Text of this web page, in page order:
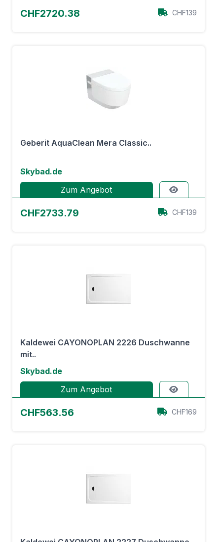
CHF2720.38 CHF139
Geberit AquaClean Mera Classic..
Skybad.de
Zum Angebot
CHF2733.79 CHF139
Kaldewei CAYONOPLAN 2226 Duschwanne
mit..
Skybad.de
Zum Angebot
CHF563.56 CHF169